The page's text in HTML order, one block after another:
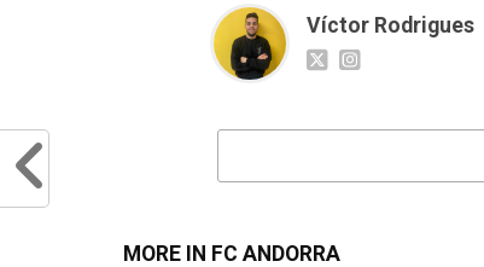
Víctor Rodrigues
MORE IN FC ANDORRA